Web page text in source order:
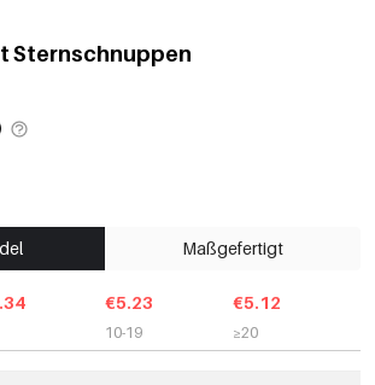
Sternschnuppen
Maßgefertigt
€5.23
10-19
€5.12
≥20